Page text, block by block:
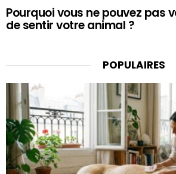
Pourquoi vous ne pouvez pas
de sentir votre animal ?
POPULAIRES